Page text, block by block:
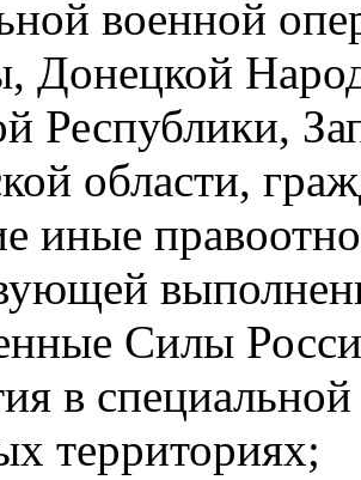
военной
Донецкой
Республики,
области,
иные
Силы
в
территориях;